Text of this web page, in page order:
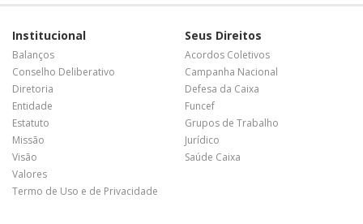
Institucional
Balanços
Conselho Deliberativo
Diretoria
Entidade
Estatuto
Missão
Visão
Valores
Termo de Uso e de Privacidade
Seus Direitos
Acordos Coletivos
Campanha Nacional
Defesa da Caixa
Funcef
Grupos de Trabalho
Jurídico
Saúde Caixa